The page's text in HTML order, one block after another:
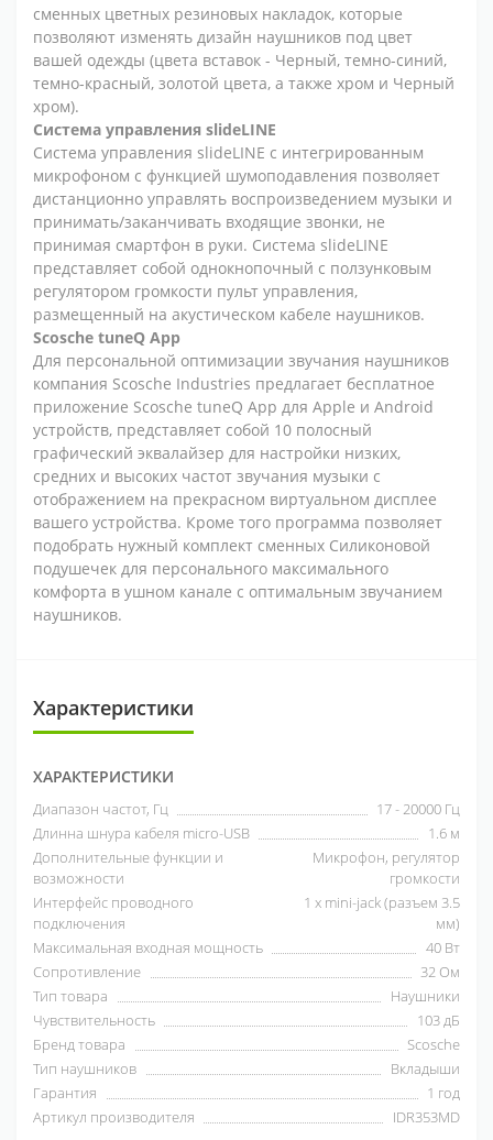
сменных цветных резиновых накладок, которые
позволяют изменять дизайн наушников под цвет
вашей одежды (цвета вставок - Черный, темно-синий,
темно-красный, золотой цвета, а также хром и Черный
хром).
Система управления slideLINE
Система управления slideLINE с интегрированным
микрофоном с функцией шумоподавления позволяет
дистанционно управлять воспроизведением музыки и
принимать/заканчивать входящие звонки, не
принимая смартфон в руки. Система slideLINE
представляет собой однокнопочный с ползунковым
регулятором громкости пульт управления,
размещенный на акустическом кабеле наушников.
Scosche tuneQ App
Для персональной оптимизации звучания наушников
компания Scosche Industries предлагает бесплатное
приложение Scosche tuneQ App для Apple и Android
устройств, представляет собой 10 полосный
графический эквалайзер для настройки низких,
средних и высоких частот звучания музыки с
отображением на прекрасном виртуальном дисплее
вашего устройства. Кроме того программа позволяет
подобрать нужный комплект сменных Силиконовой
подушечек для персонального максимального
комфорта в ушном канале с оптимальным звучанием
наушников.
Характеристики
ХАРАКТЕРИСТИКИ
Диапазон частот, Гц
17 - 20000 Гц
Длинна шнура кабеля micro-USB
1.6 м
Дополнительные функции и
возможности
Микрофон, регулятор
громкости
Интерфейс проводного
подключения
1 x mini-jack (разъем 3.5
мм)
Максимальная входная мощность
40 Вт
Сопротивление
32 Ом
Тип товара
Наушники
Чувствительность
103 дБ
Бренд товара
Scosche
Тип наушников
Вкладыши
Гарантия
1 год
Артикул производителя
IDR353MD